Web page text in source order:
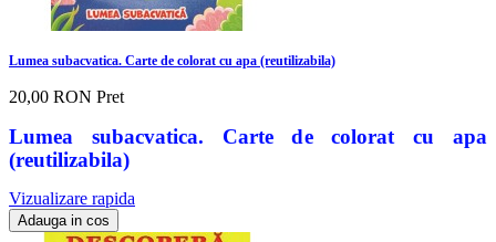
Lumea subacvatica. Carte de colorat cu apa (reutilizabila)
20,00 RON Pret
Lumea subacvatica. Carte de colorat cu apa
(reutilizabila)
Vizualizare rapida
Adauga in cos